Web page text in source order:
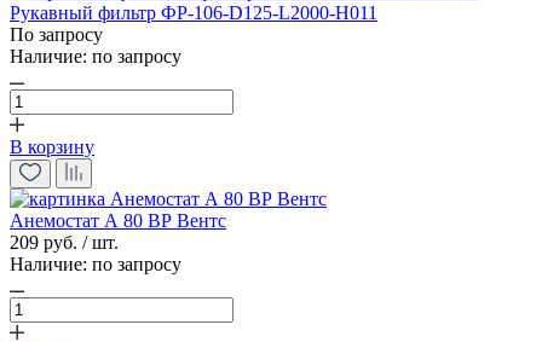
Рукавный фильтр ФР-106-D125-L2000-Н011
По запросу
Наличие: по запросу
В корзину
Анемостат А 80 ВР Вентс
209 руб. / шт.
Наличие: по запросу